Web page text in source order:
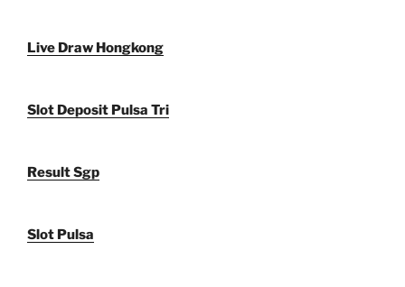
Live Draw Hongkong
Slot Deposit Pulsa Tri
Result Sgp
Slot Pulsa